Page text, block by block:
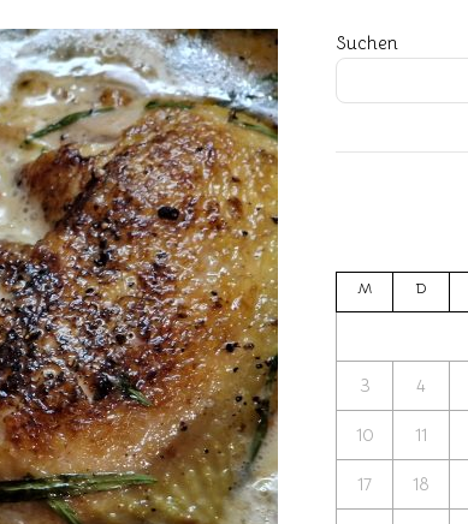
Suchen
M D
3 4
10 11
17 18